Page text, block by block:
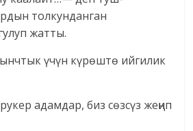
толкунданган
жатты.
үчүн күрөштө ийгилик
адамдар, биз сөзсүз жеңип